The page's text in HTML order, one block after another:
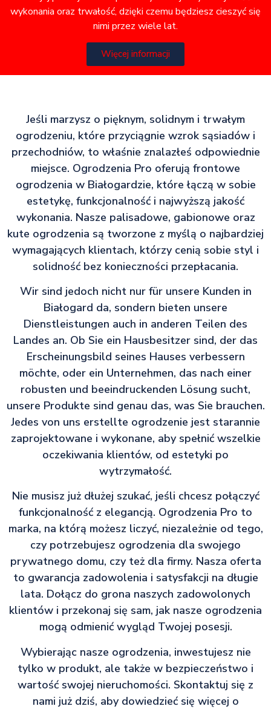
wykonania oraz trwałość, dzięki czemu będziesz cieszyć się
nimi przez wiele lat.
Więcej informacji
Jeśli marzysz o pięknym, solidnym i trwałym
ogrodzeniu, które przyciągnie wzrok sąsiadów i
przechodniów, to właśnie znalazłeś odpowiednie
miejsce. Ogrodzenia Pro oferują frontowe
ogrodzenia w Białogardzie, które łączą w sobie
estetykę, funkcjonalność i najwyższą jakość
wykonania. Nasze palisadowe, gabionowe oraz
kute ogrodzenia są tworzone z myślą o najbardziej
wymagających klientach, którzy cenią sobie styl i
solidność bez konieczności przepłacania.
Wir sind jedoch nicht nur für unsere Kunden in
Białogard da, sondern bieten unsere
Dienstleistungen auch in anderen Teilen des
Landes an. Ob Sie ein Hausbesitzer sind, der das
Erscheinungsbild seines Hauses verbessern
möchte, oder ein Unternehmen, das nach einer
robusten und beeindruckenden Lösung sucht,
unsere Produkte sind genau das, was Sie brauchen.
Jedes von uns erstellte ogrodzenie jest starannie
zaprojektowane i wykonane, aby spełnić wszelkie
oczekiwania klientów, od estetyki po
wytrzymałość.
Nie musisz już dłużej szukać, jeśli chcesz połączyć
funkcjonalność z elegancją. Ogrodzenia Pro to
marka, na którą możesz liczyć, niezależnie od tego,
czy potrzebujesz ogrodzenia dla swojego
prywatnego domu, czy też dla firmy. Nasza oferta
to gwarancja zadowolenia i satysfakcji na długie
lata. Dołącz do grona naszych zadowolonych
klientów i przekonaj się sam, jak nasze ogrodzenia
mogą odmienić wygląd Twojej posesji.
Wybierając nasze ogrodzenia, inwestujesz nie
tylko w produkt, ale także w bezpieczeństwo i
wartość swojej nieruchomości. Skontaktuj się z
nami już dziś, aby dowiedzieć się więcej o